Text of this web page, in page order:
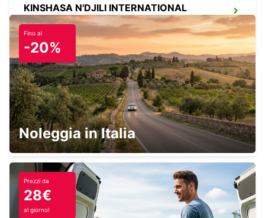
KINSHASA N'DJILI INTERNATIONAL
AIRPORT – SELF DRIVE
KINSHASA - CONGO THE DEMOCRATIC REP OF
KINSHASA N'DJILI INTERNATIONAL
AIRPORT - CHAUFFEUR DRIVE
KINSHASA - CONGO THE DEMOCRATIC REP OF
ICOLO E BENGO INTERNATIONAL
Fino al
-20%
Noleggia in Italia
Prezzi da
28€
al giorno!